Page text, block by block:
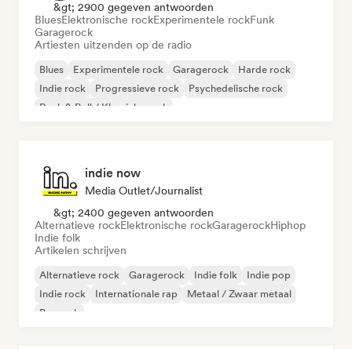
&gt; 2900 gegeven antwoorden
BluesElektronische rockExperimentele rockFunk
Garagerock
Artiesten uitzenden op de radio
Blues Experimentele rock Garagerock
Harde rock
Indie rock
Progressieve rock
Psychedelische rock
Rock & Roll / Klassieke rock
indie now
Media Outlet/Journalist
&gt; 2400 gegeven antwoorden
Alternatieve rockElektronische rockGaragerockHiphop
Indie folk
Artikelen schrijven
Alternatieve rock Garagerock Indie folk
Indie pop
Indie rock
Internationale rap
Metaal / Zwaar metaal
Poprock